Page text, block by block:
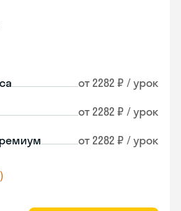
от 2282 ₽ / урок
от 2282 ₽ / урок
от 2282 ₽ / урок